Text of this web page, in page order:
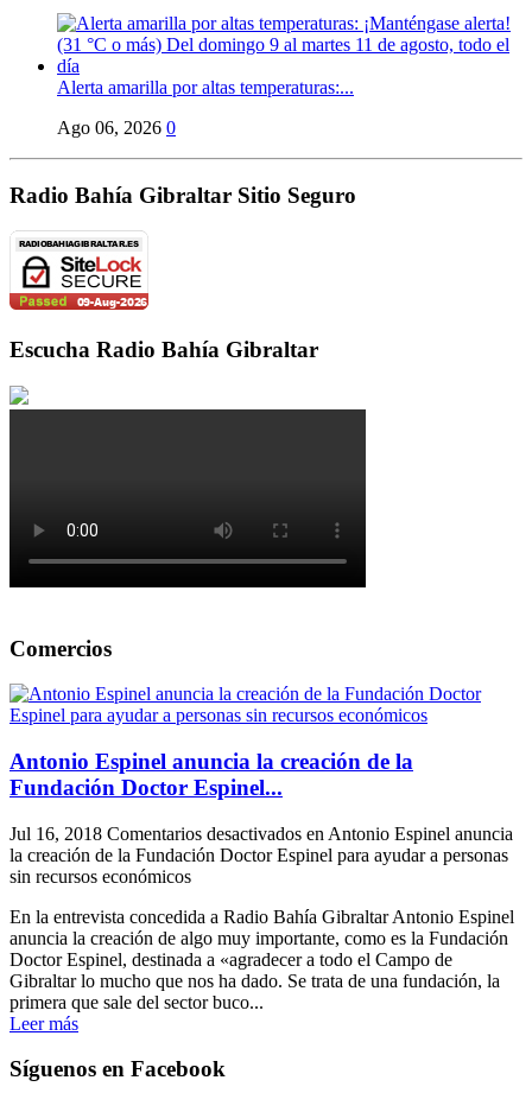
Alerta amarilla por altas temperaturas:...
Ago 06, 2026 0
Radio Bahía Gibraltar Sitio Seguro
Escucha Radio Bahía Gibraltar
Comercios
Antonio Espinel anuncia la creación de la
Fundación Doctor Espinel...
Jul 16, 2018 Comentarios desactivados en Antonio Espinel anuncia
la creación de la Fundación Doctor Espinel para ayudar a personas
sin recursos económicos
En la entrevista concedida a Radio Bahía Gibraltar Antonio Espinel
anuncia la creación de algo muy importante, como es la Fundación
Doctor Espinel, destinada a «agradecer a todo el Campo de
Gibraltar lo mucho que nos ha dado. Se trata de una fundación, la
primera que sale del sector buco...
Leer más
Síguenos en Facebook